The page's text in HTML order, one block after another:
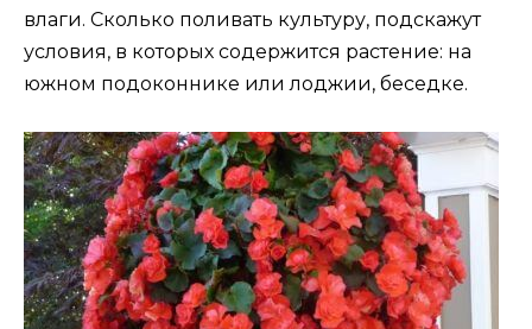
влаги. Сколько поливать культуру, подскажут
условия, в которых содержится растение: на
южном подоконнике или лоджии, беседке.